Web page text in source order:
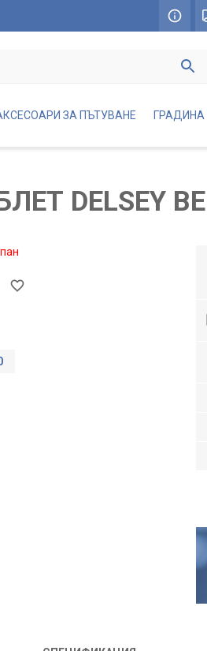
ЗА ПЪТУВАНЕ ГРАДИНА
DELSEY